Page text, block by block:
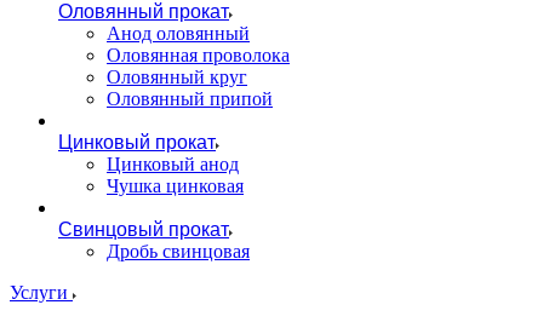
Оловянный прокат
Анод оловянный
Оловянная проволока
Оловянный круг
Оловянный припой
Цинковый прокат
Цинковый анод
Чушка цинковая
Свинцовый прокат
Дробь свинцовая
Услуги